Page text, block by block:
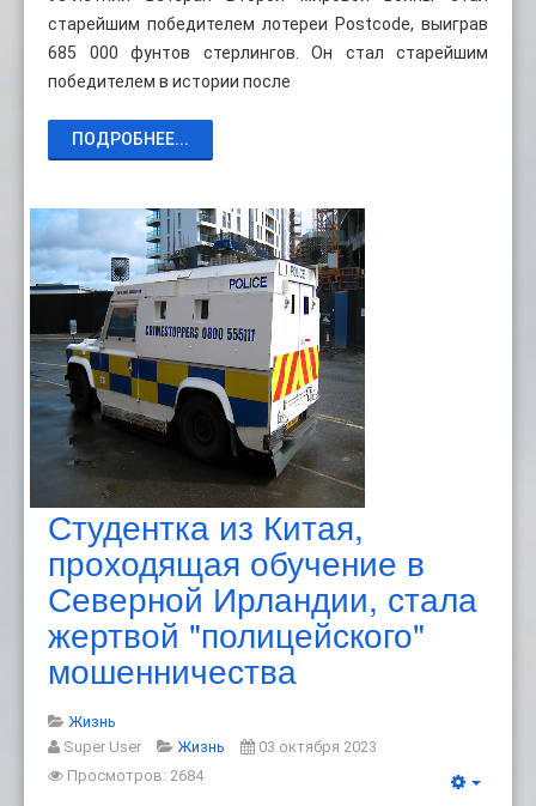
старейшим победителем лотереи Postcode, выиграв
685 000 фунтов стерлингов. Он стал старейшим
победителем в истории после
ПОДРОБНЕЕ...
Студентка из Китая,
проходящая обучение в
Северной Ирландии, стала
жертвой "полицейского"
мошенничества
Жизнь
Super User
Жизнь
03 октября 2023
Просмотров: 2684